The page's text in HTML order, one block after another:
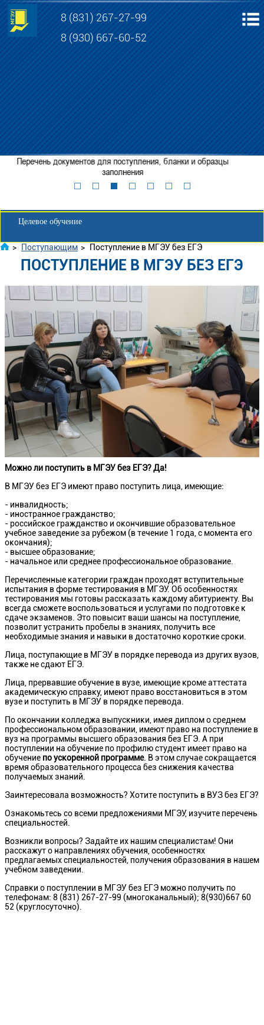
8 (831) 267-27-99
8 (930) 667-60-52
бланки и образцы
Консультации по приему
Забронировать место
Личный кабинет для абитуриента
Целевое обучение
> Поступающим > Поступление в МГЭУ без ЕГЭ
ПОСТУПЛЕНИЕ В МГЭУ БЕЗ ЕГЭ
Можно ли поступить в МГЭУ без ЕГЭ? Да!
В МГЭУ без ЕГЭ имеют право поступить лица, имеющие:
- инвалидность;
- иностранное гражданство;
- российское гражданство и окончившие образовательное
учебное заведение за рубежом (в течение 1 года, с момента его
окончания);
- высшее образование;
- начальное или среднее профессиональное образование.
Перечисленные категории граждан проходят вступительные
испытания в форме тестирования в МГЭУ. Об особенностях
тестирования мы готовы рассказать каждому абитуриенту. Вы
всегда сможете воспользоваться и услугами по подготовке к
сдаче экзаменов. Это повысит ваши шансы на поступление,
позволит устранить пробелы в знаниях, получить все
необходимые знания и навыки в достаточно короткие сроки.
Лица, поступающие в МГЭУ в порядке перевода из других вузов,
также не сдают ЕГЭ.
Лица, прервавшие обучение в вузе, имеющие кроме аттестата
академическую справку, имеют право восстановиться в этом
вузе и поступить в МГЭУ в порядке перевода.
По окончании колледжа выпускники, имея диплом о среднем
профессиональном образовании, имеют право на поступление в
вуз на программы высшего образования без ЕГЭ. А при
поступлении на обучение по профилю студент имеет право на
обучение по ускоренной программе. В этом случае сокращается
время образовательного процесса без снижения качества
получаемых знаний.
Заинтересовала возможность? Хотите поступить в ВУЗ без ЕГЭ?
Ознакомьтесь со всеми предложениями МГЭУ, изучите перечень
специальностей.
Возникли вопросы? Задайте их нашим специалистам! Они
расскажут о направлениях обучения, особенностях
предлагаемых специальностей, получения образования в нашем
учебном заведении.
Справки о поступлении в МГЭУ без ЕГЭ можно получить по
телефонам: 8 (831) 267-27-99 (многоканальный); 8(930)667 60
52 (круглосуточно).